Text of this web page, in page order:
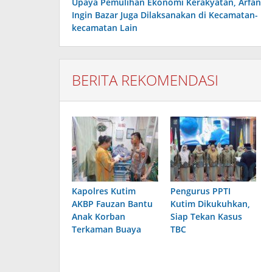
Upaya Pemulihan Ekonomi Kerakyatan, Arfan
Ingin Bazar Juga Dilaksanakan di Kecamatan-
kecamatan Lain
BERITA REKOMENDASI
Kapolres Kutim
AKBP Fauzan Bantu
Anak Korban
Terkaman Buaya
Pengurus PPTI
Kutim Dikukuhkan,
Siap Tekan Kasus
TBC